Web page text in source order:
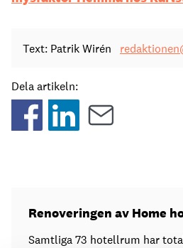
Text: Patrik Wirén
Dela artikeln:
Renoveringen av Home
Samtliga 73 hotellrum har